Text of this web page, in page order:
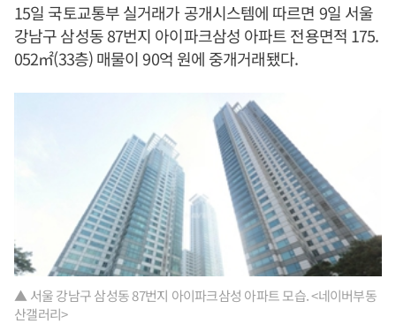
15일 국토교통부 실거래가 공개시스템에 따르면 9일 서울
강남구 삼성동 87번지 아이파크삼성 아파트 전용면적 175.
052㎡(33층) 매물이 90억 원에 중개거래됐다.
▲ 서울 강남구 삼성동 87번지 아이파크삼성 아파트 모습. <네이버부동
산갤러리>